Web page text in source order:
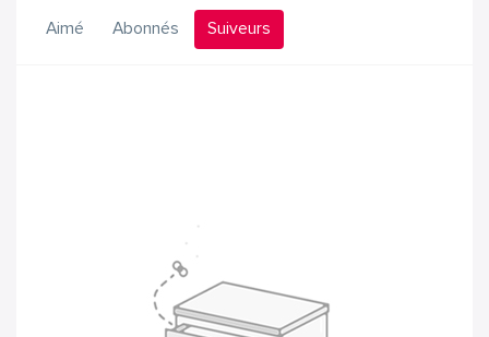
Aimé Abonnés Suiveurs